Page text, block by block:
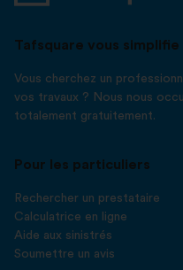
Tafsquare vous simplifie
Vous cherchez un
vos travaux ? Nous nous
totalement gratuitement.
Pour les particuliers
Rechercher un prestataire
Calculatrice en ligne
Aide aux sinistrés
Soumettre un avis